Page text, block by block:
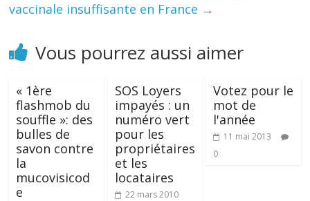
vaccinale insuffisante en France →
Vous pourrez aussi aimer
« 1ère
flashmob du
souffle »: des
bulles de
savon contre
la
mucovisicod
e
SOS Loyers
impayés : un
numéro vert
pour les
propriétaires
et les
locataires
22 mars 2010
Votez pour le
mot de
l'année
11 mai 2013
0